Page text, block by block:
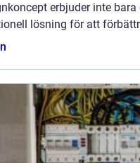
erbjuder inte
lösning för att